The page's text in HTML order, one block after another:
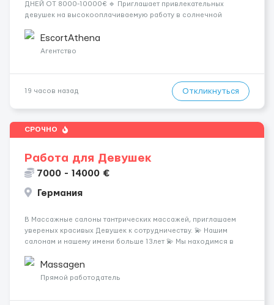
ДНЕЙ ОТ 8000-10000€ 🔹 Приглашает привлекательных
девушек на высокооплачиваемую работу в солнечной
хорошие деньги 💶 — это предложение для тебя! 🔹
Требования: ✔️ Возраст от ...
EscortAthena
Агентство
19 часов назад Откликнуться
СРОЧНО
Работа для Девушек
7000 - 14000 €
Германия
В Массажные салоны тантрических массажей, приглашаем
увереных красивых Девушек к сотрудничеству. 💫 Нашим
салонам и нашему имени больше 13лет 💫 Мы находимся в
заработная плата 💚Мы гарантируем Наличие работы. Поток 💝
incall / Out...
Massagen
Прямой работодатель